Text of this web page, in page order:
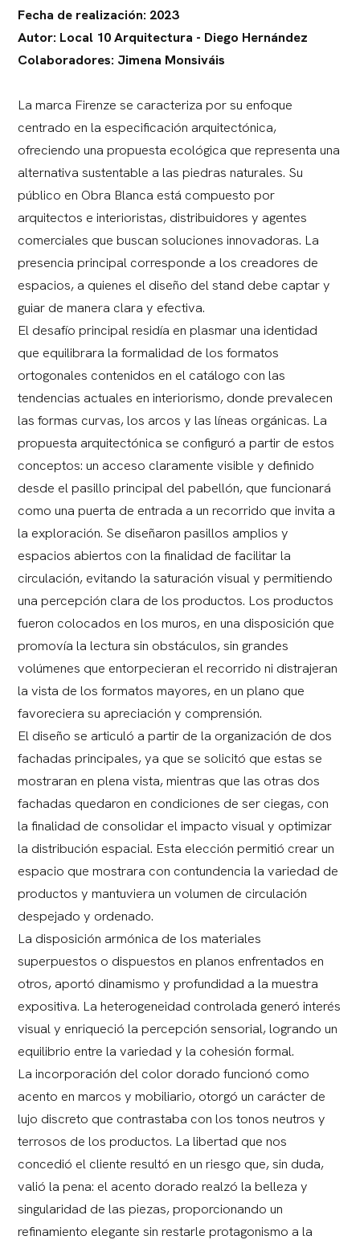
Fecha de realización: 2023
Autor: Local 10 Arquitectura - Diego Hernández
Colaboradores: Jimena Monsiváis
La marca Firenze se caracteriza por su enfoque
centrado en la especificación arquitectónica,
ofreciendo una propuesta ecológica que representa una
alternativa sustentable a las piedras naturales. Su
público en Obra Blanca está compuesto por
arquitectos e interioristas, distribuidores y agentes
comerciales que buscan soluciones innovadoras. La
presencia principal corresponde a los creadores de
espacios, a quienes el diseño del stand debe captar y
guiar de manera clara y efectiva.
El desafío principal residía en plasmar una identidad
que equilibrara la formalidad de los formatos
ortogonales contenidos en el catálogo con las
tendencias actuales en interiorismo, donde prevalecen
las formas curvas, los arcos y las líneas orgánicas. La
propuesta arquitectónica se configuró a partir de estos
conceptos: un acceso claramente visible y definido
desde el pasillo principal del pabellón, que funcionará
como una puerta de entrada a un recorrido que invita a
la exploración. Se diseñaron pasillos amplios y
espacios abiertos con la finalidad de facilitar la
circulación, evitando la saturación visual y permitiendo
una percepción clara de los productos. Los productos
fueron colocados en los muros, en una disposición que
promovía la lectura sin obstáculos, sin grandes
volúmenes que entorpecieran el recorrido ni distrajeran
la vista de los formatos mayores, en un plano que
favoreciera su apreciación y comprensión.
El diseño se articuló a partir de la organización de dos
fachadas principales, ya que se solicitó que estas se
mostraran en plena vista, mientras que las otras dos
fachadas quedaron en condiciones de ser ciegas, con
la finalidad de consolidar el impacto visual y optimizar
la distribución espacial. Esta elección permitió crear un
espacio que mostrara con contundencia la variedad de
productos y mantuviera un volumen de circulación
despejado y ordenado.
La disposición armónica de los materiales
superpuestos o dispuestos en planos enfrentados en
otros, aportó dinamismo y profundidad a la muestra
expositiva. La heterogeneidad controlada generó interés
visual y enriqueció la percepción sensorial, logrando un
equilibrio entre la variedad y la cohesión formal.
La incorporación del color dorado funcionó como
acento en marcos y mobiliario, otorgó un carácter de
lujo discreto que contrastaba con los tonos neutros y
terrosos de los productos. La libertad que nos
concedió el cliente resultó en un riesgo que, sin duda,
valió la pena: el acento dorado realzó la belleza y
singularidad de las piezas, proporcionando un
refinamiento elegante sin restarle protagonismo a la